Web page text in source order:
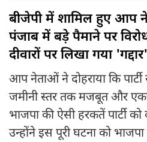
बीजेपी में शामिल हुए आप
पंजाब में बड़े पैमाने पर
दीवारों पर लिखा गया 'गद्दार'
आप नेताओं ने दोहराया कि
जमीनी स्तर तक मजबूत और
भाजपा की ऐसी हरकतें पार्टी
उन्होंने इस पूरी घटना को